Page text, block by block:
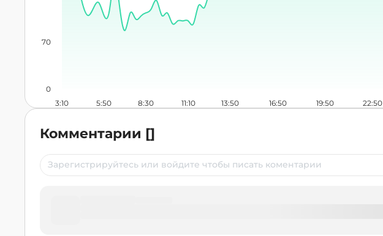
3:10 5:50 8:30 11:10 13:50 16:50 19:50 22:50
0
70
Комментарии []